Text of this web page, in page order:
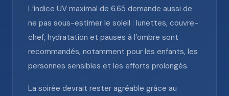
L’indice UV maximal de 6.65 demande aussi de
ne pas sous-estimer le soleil : lunettes, couvre-
chef, hydratation et pauses à l’ombre sont
recommandés, notamment pour les enfants, les
personnes sensibles et les efforts prolongés.
La soirée devrait rester agréable grâce au